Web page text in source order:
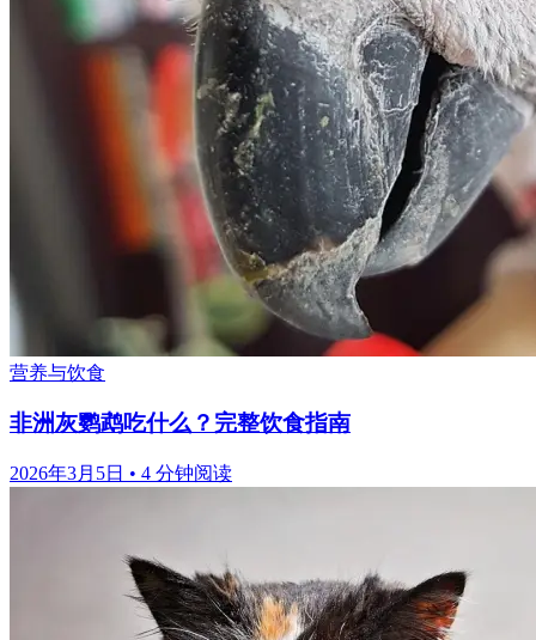
营养与饮食
非洲灰鹦鹉吃什么？完整饮食指南
2026年3月5日 • 4 分钟阅读